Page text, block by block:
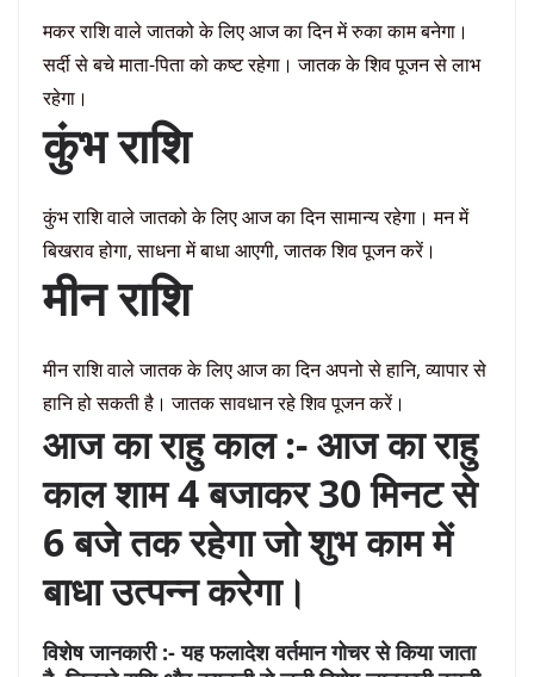
मकर राशि वाले जातको के लिए आज का दिन में रुका काम बनेगा।
सर्दी से बचे माता-पिता को कष्ट रहेगा। जातक के शिव पूजन से लाभ
रहेगा।
कुंभ राशि
कुंभ राशि वाले जातको के लिए आज का दिन सामान्य रहेगा। मन में
बिखराव होगा, साधना में बाधा आएगी, जातक शिव पूजन करें।
मीन राशि
मीन राशि वाले जातक के लिए आज का दिन अपनो से हानि, व्यापार से
हानि हो सकती है। जातक सावधान रहे शिव पूजन करें।
आज का राहु काल :- आज का राहु
काल शाम 4 बजाकर 30 मिनट से
6 बजे तक रहेगा जो शुभ काम में
बाधा उत्पन्न करेगा।
विशेष जानकारी :- यह फलादेश वर्तमान गोचर से किया जाता